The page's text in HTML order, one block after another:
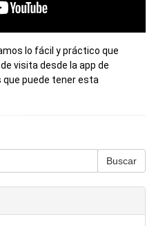
lo fácil y práctico que
visita desde la app de
puede tener esta